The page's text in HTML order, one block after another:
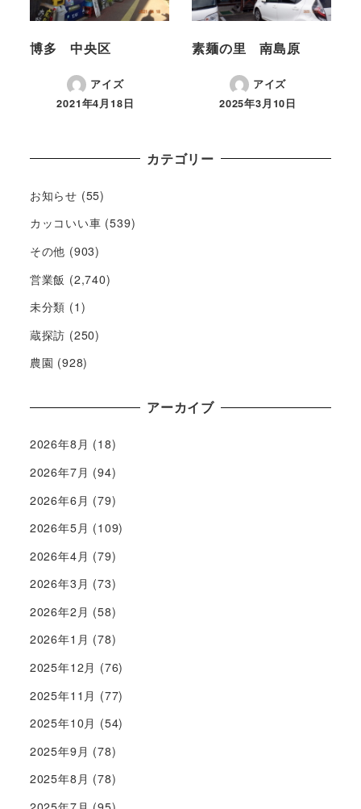
博多 中央区
アイズ
2021年4月18日
素麺の里 南島原
アイズ
2025年3月10日
カテゴリー
お知らせ (55)
カッコいい車 (539)
その他 (903)
営業飯 (2,740)
未分類 (1)
蔵探訪 (250)
農園 (928)
アーカイブ
2026年8月 (18)
2026年7月 (94)
2026年6月 (79)
2026年5月 (109)
2026年4月 (79)
2026年3月 (73)
2026年2月 (58)
2026年1月 (78)
2025年12月 (76)
2025年11月 (77)
2025年10月 (54)
2025年9月 (78)
2025年8月 (78)